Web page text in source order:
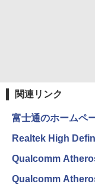
関連リンク
富士通のホームペ
Realtek High
Qualcomm
Qualcomm